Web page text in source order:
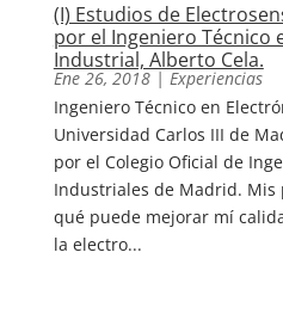
(I) Estudios de
por el Ingeniero Técnico
Industrial, Alberto Cela.
Ene 26, 2018| Experiencias
Ingeniero Técnico en
Universidad Carlos III de
por el Colegio Oficial de
Industriales de Madrid. Mis
qué puede mejorar mí
la electro...